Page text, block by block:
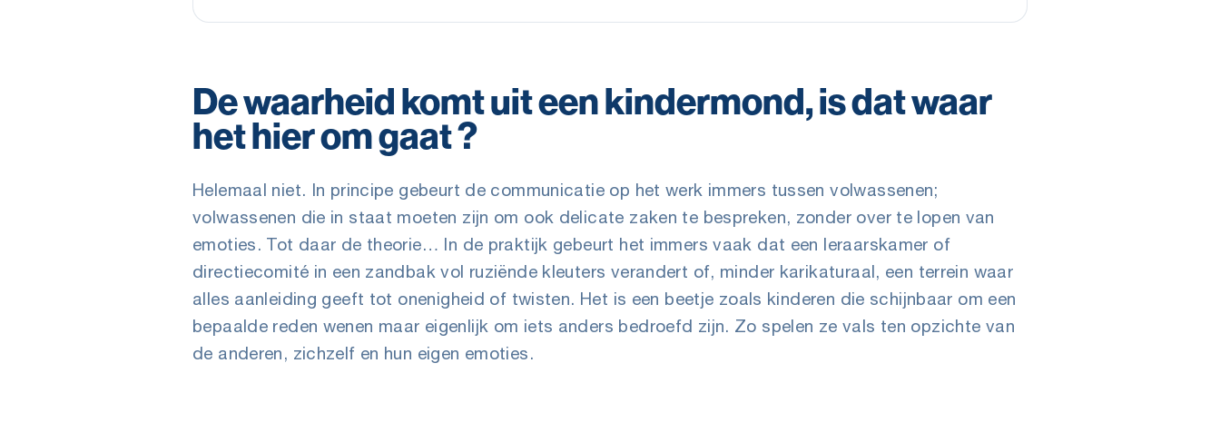
De waarheid komt uit een kindermond, is dat waar
het hier om gaat ?
Helemaal niet. In principe gebeurt de communicatie op het werk immers tussen volwassenen;
volwassenen die in staat moeten zijn om ook delicate zaken te bespreken, zonder over te lopen van
emoties. Tot daar de theorie… In de praktijk gebeurt het immers vaak dat een leraarskamer of
directiecomité in een zandbak vol ruziënde kleuters verandert of, minder karikaturaal, een terrein waar
alles aanleiding geeft tot onenigheid of twisten. Het is een beetje zoals kinderen die schijnbaar om een
bepaalde reden wenen maar eigenlijk om iets anders bedroefd zijn. Zo spelen ze vals ten opzichte van
de anderen, zichzelf en hun eigen emoties.